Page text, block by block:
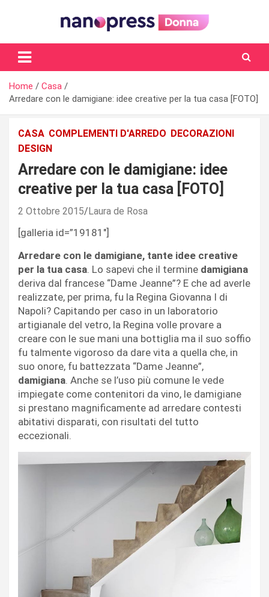
Il magazine femminile di Nanopress.it
Home
Casa
Arredare con le damigiane: idee creative per la tua casa [FOTO]
CASA COMPLEMENTI D'ARREDO DECORAZIONI
DESIGN
Arredare con le damigiane: idee
creative per la tua casa [FOTO]
2 Ottobre 2015 Laura de Rosa
[galleria id=”19181″]
Arredare con le damigiane, tante idee creative
per la tua casa. Lo sapevi che il termine damigiana
deriva dal francese “Dame Jeanne”? E che ad averle
realizzate, per prima, fu la Regina Giovanna I di
Napoli? Capitando per caso in un laboratorio
artigianale del vetro, la Regina volle provare a
creare con le sue mani una bottiglia ma il suo soffio
fu talmente vigoroso da dare vita a quella che, in
suo onore, fu battezzata “Dame Jeanne”,
damigiana. Anche se l’uso più comune le vede
impiegate come contenitori da vino, le damigiane
si prestano magnificamente ad arredare contesti
abitativi disparati, con risultati del tutto
eccezionali.